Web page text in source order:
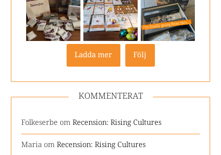
Ladda mer Följ
KOMMENTERAT
Folkeserbe omRecension: Rising Cultures
Maria omRecension: Rising Cultures